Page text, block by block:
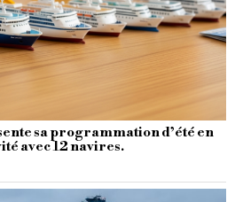
sa programmation d’été en
avec 12 navires.